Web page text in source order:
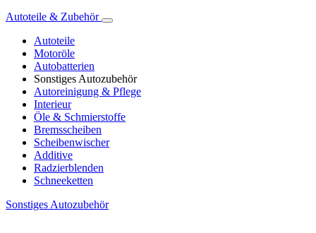
Autoteile & Zubehör
Autoteile
Motoröle
Autobatterien
Sonstiges Autozubehör
Autoreinigung & Pflege
Interieur
Öle & Schmierstoffe
Bremsscheiben
Scheibenwischer
Additive
Radzierblenden
Schneeketten
Sonstiges Autozubehör